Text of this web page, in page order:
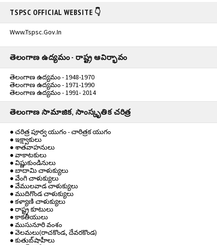
TSPSC OFFICIAL WEBSITE 👇
Www.tspsc.gov.in
తెలంగాణ ఉద్యమం - రాష్ట్ర ఆవిర్భావం
తెలంగాణ ఉద్యమం - 1948-1970
తెలంగాణ ఉద్యమం - 1971-1990
తెలంగాణ ఉద్యమం - 1991- 2014
తెలంగాణ సామాజిక, సాంస్కృతిక చరిత్ర
● చరిత్ర పూర్వ యుగం - చారిత్రక యుగం
● ఇక్ష్వాకులు
● శాతవాహనులు
● వాకాటకులు
● విష్ణుకుండినులు
● బాదామి చాళుక్యులు
● వేంగి చాళుక్యులు
● వేములవాడ చాళుక్యులు
● ముదిగొండ చాళుక్యులు
● కళ్యాణి చాళుక్యులు
● రాష్ట్ర కూటులు
● కాకతీయులు
● ముసునూరి వంశం
● వెలమలు(రాచకొండ, దేవరకొండ)
● కుతుబ్‌షాహీలు